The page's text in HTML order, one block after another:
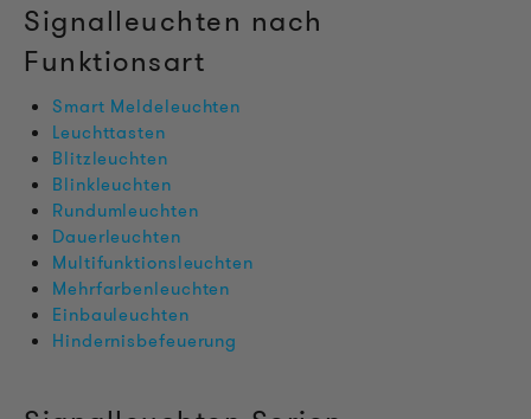
Signalleuchten nach
Funktionsart
Smart Meldeleuchten
Leuchttasten
Blitzleuchten
Blinkleuchten
Rundumleuchten
Dauerleuchten
Multifunktionsleuchten
Mehrfarbenleuchten
Einbauleuchten
Hindernisbefeuerung